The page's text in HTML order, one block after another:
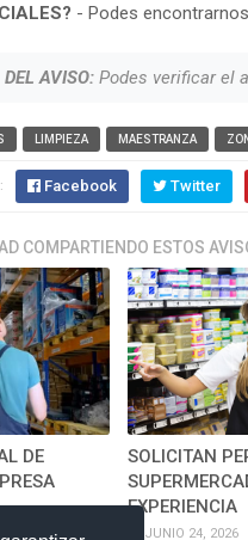
- Podes
DEL AVISO: Podes verificar el
LIMPIEZA MAESTRANZA
Facebook Twitter
COMPARTIENDO ESTOS
DE
SOLICITAN
EXPERIENCIA
JUNIO 24, 2026